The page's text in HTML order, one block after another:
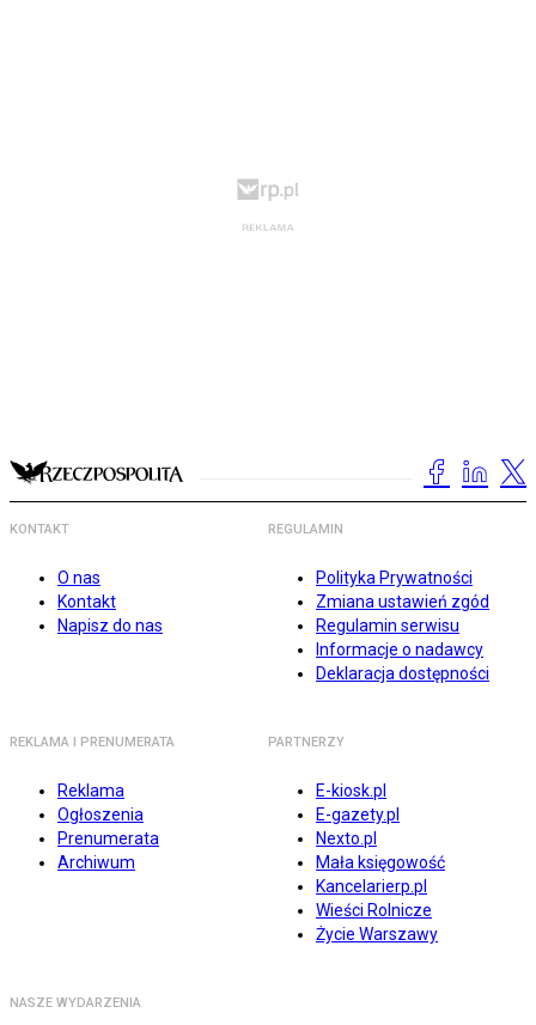
KONTAKT
O nas
Kontakt
Napisz do nas
REGULAMIN
Polityka Prywatności
Zmiana ustawień zgód
Regulamin serwisu
Informacje o nadawcy
Deklaracja dostępności
REKLAMA I PRENUMERATA
Reklama
Ogłoszenia
Prenumerata
Archiwum
PARTNERZY
E-kiosk.pl
E-gazety.pl
Nexto.pl
Mała księgowość
Kancelarierp.pl
Wieści Rolnicze
Życie Warszawy
NASZE WYDARZENIA